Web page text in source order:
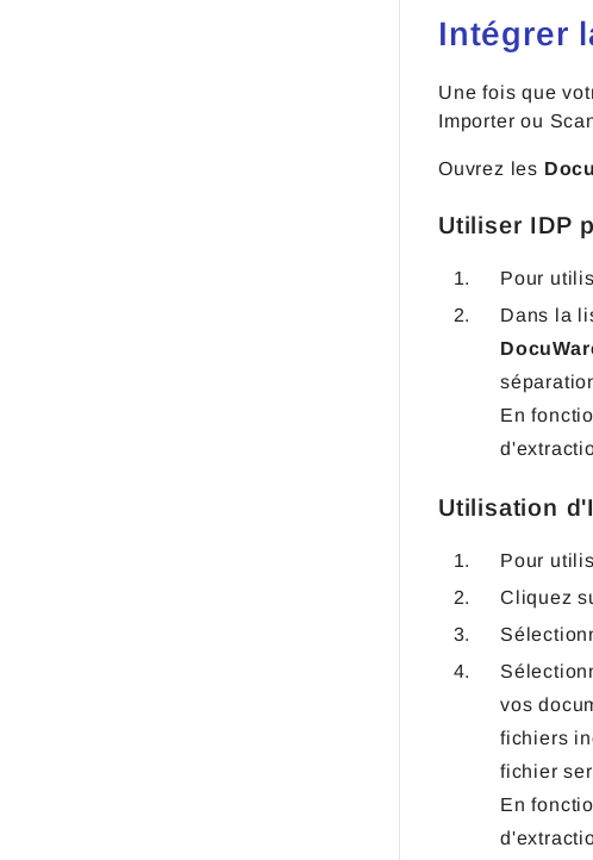
Intégrer
Une fois que
Importer ou
Ouvrez les
Utiliser IDP
Pour
Dans la
En
Utilisation
Pour
Cliquez
vos
fichiers
fichier
En